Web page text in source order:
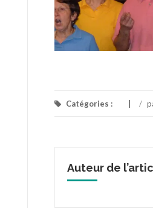
Catégories : /
Auteur de